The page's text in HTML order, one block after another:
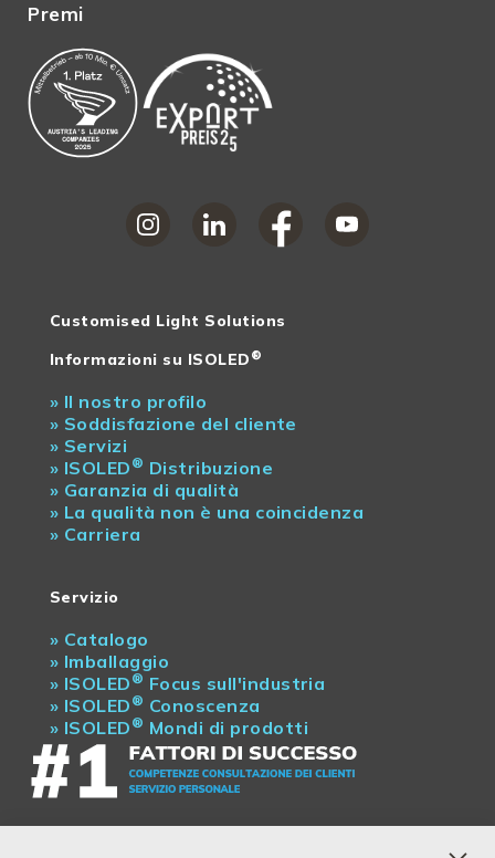
Premi
Customised Light Solutions
Informazioni su ISOLED ®
» Il nostro profilo
» Soddisfazione del cliente
» Servizi
» ISOLED ® Distribuzione
» Garanzia di qualità
» La qualità non è una coincidenza
» Carriera
Servizio
» Catalogo
» Imballaggio
» ISOLED ® Focus sull'industria
» ISOLED ® Conoscenza
» ISOLED ® Mondi di prodotti